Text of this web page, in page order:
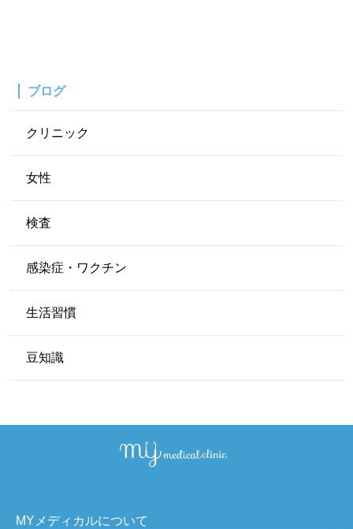
ブログ
クリニック
女性
検査
感染症・ワクチン
生活習慣
豆知識
MYメディカルについて